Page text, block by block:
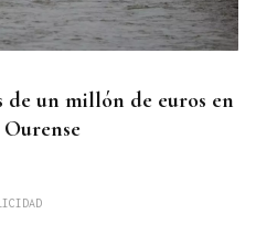
un millón de euros en